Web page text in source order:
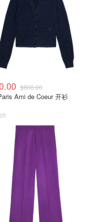
$800.00
Ami de Coeur 开衫